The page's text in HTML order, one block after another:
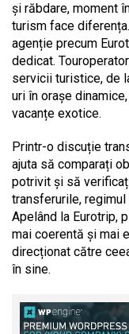
și răbdare, moment
turism face
agenție precum
dedicat.
servicii turistice, de
uri în orașe
vacanțe exotice.
Printr-o discuție
ajuta să comparați
potrivit și să
transferurile,
Apelând la Eurotrip,
mai coerentă și mai
direcționat către
în sine.